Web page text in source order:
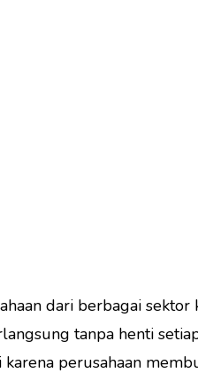
dari berbagai sektor
tanpa henti
perusahaan